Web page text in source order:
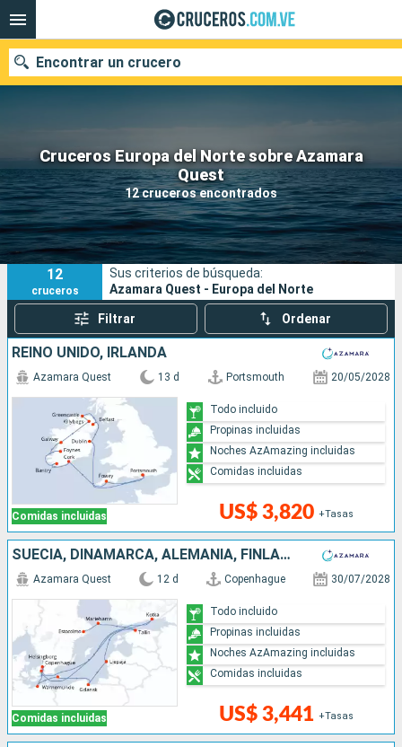
Cruceros Europa del Norte sobre Azamara
Quest
12 cruceros encontrados
Encontrar un crucero
Nuestros destinos
Fecha de salida
Puertos Compañías
Buscar
12
cruceros
Sus criterios de búsqueda:
Azamara Quest - Europa del Norte
Filtrar Ordenar
REINO UNIDO, IRLANDA
Comidas incluidas
Azamara Quest 13 d Portsmouth 20/05/2028
US$ 3,820 +Tasas
Todo incluido
Propinas incluidas
Noches AzAmazing incluidas
Comidas incluidas
SUECIA, DINAMARCA, ALEMANIA, FINLANDIA, LETONIA, POLONIA, ESTONIA
Comidas incluidas
Azamara Quest 12 d Copenhague 30/07/2028
US$ 3,441 +Tasas
Todo incluido
Propinas incluidas
Noches AzAmazing incluidas
Comidas incluidas